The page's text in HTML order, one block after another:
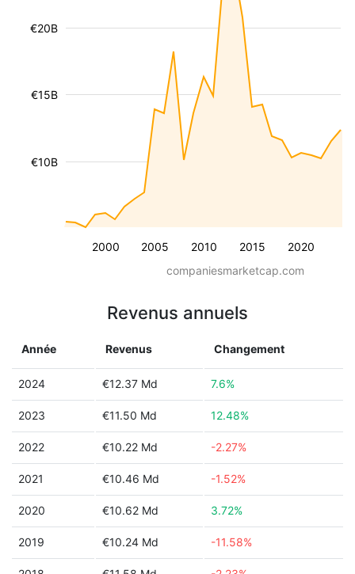
2000 2005 2010 2015 2020
€10B
€15B
€20B
companiesmarketcap.com
Revenus annuels
Année Revenus Changement
2024 €12.37 Md 7.6%
2023 €11.50 Md 12.48%
2022 €10.22 Md -2.27%
2021 €10.46 Md -1.52%
2020 €10.62 Md 3.72%
2019 €10.24 Md -11.58%